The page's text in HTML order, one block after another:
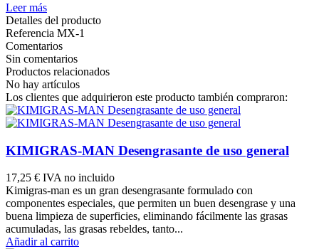
Leer más
Detalles del producto
Referencia MX-1
Comentarios
Sin comentarios
Productos relacionados
No hay artículos
Los clientes que adquirieron este producto también compraron:
KIMIGRAS-MAN Desengrasante de uso general
17,25 € IVA no incluido
Kimigras-man es un gran desengrasante formulado con
componentes especiales, que permiten un buen desengrase y una
buena limpieza de superficies, eliminando fácilmente las grasas
acumuladas, las grasas rebeldes, tanto...
Añadir al carrito